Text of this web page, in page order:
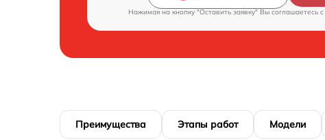
Нажимая на кнопку "Оставить заявку" Вы соглашаетесь c
Преимущества Этапы работ Модели